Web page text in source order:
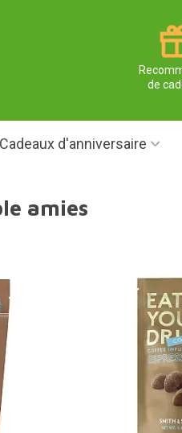
de
Cadeaux d'anniversaire
amies